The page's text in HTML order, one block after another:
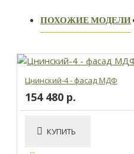
ПОХОЖИЕ МОДЕЛИ
Цнинский-4 - фасад МДФ
154 480 р.
КУПИТЬ